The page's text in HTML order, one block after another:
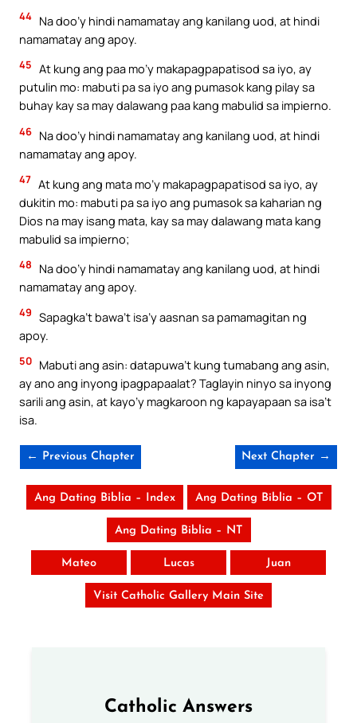
44 Na doo’y hindi namamatay ang kanilang uod, at hindi
namamatay ang apoy.
45 At kung ang paa mo’y makapagpapatisod sa iyo, ay
putulin mo: mabuti pa sa iyo ang pumasok kang pilay sa
buhay kay sa may dalawang paa kang mabulid sa impierno.
46 Na doo’y hindi namamatay ang kanilang uod, at hindi
namamatay ang apoy.
47 At kung ang mata mo’y makapagpapatisod sa iyo, ay
dukitin mo: mabuti pa sa iyo ang pumasok sa kaharian ng
Dios na may isang mata, kay sa may dalawang mata kang
mabulid sa impierno;
48
Na doo’y hindi namamatay ang kanilang uod, at hindi
namamatay ang apoy.
49 Sapagka’t bawa’t isa’y aasnan sa pamamagitan ng
apoy.
50 Mabuti ang asin: datapuwa’t kung tumabang ang asin,
ay ano ang inyong ipagpapaalat? Taglayin ninyo sa inyong
sarili ang asin, at kayo’y magkaroon ng kapayapaan sa isa’t
isa.
← Previous Chapter Next Chapter →
Ang Dating Biblia – Index Ang Dating Biblia – OT
Ang Dating Biblia – NT
Mateo Lucas Juan
Visit Catholic Gallery Main Site
Catholic Answers